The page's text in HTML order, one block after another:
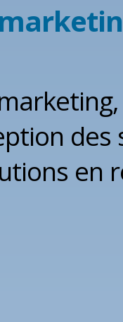
des
en